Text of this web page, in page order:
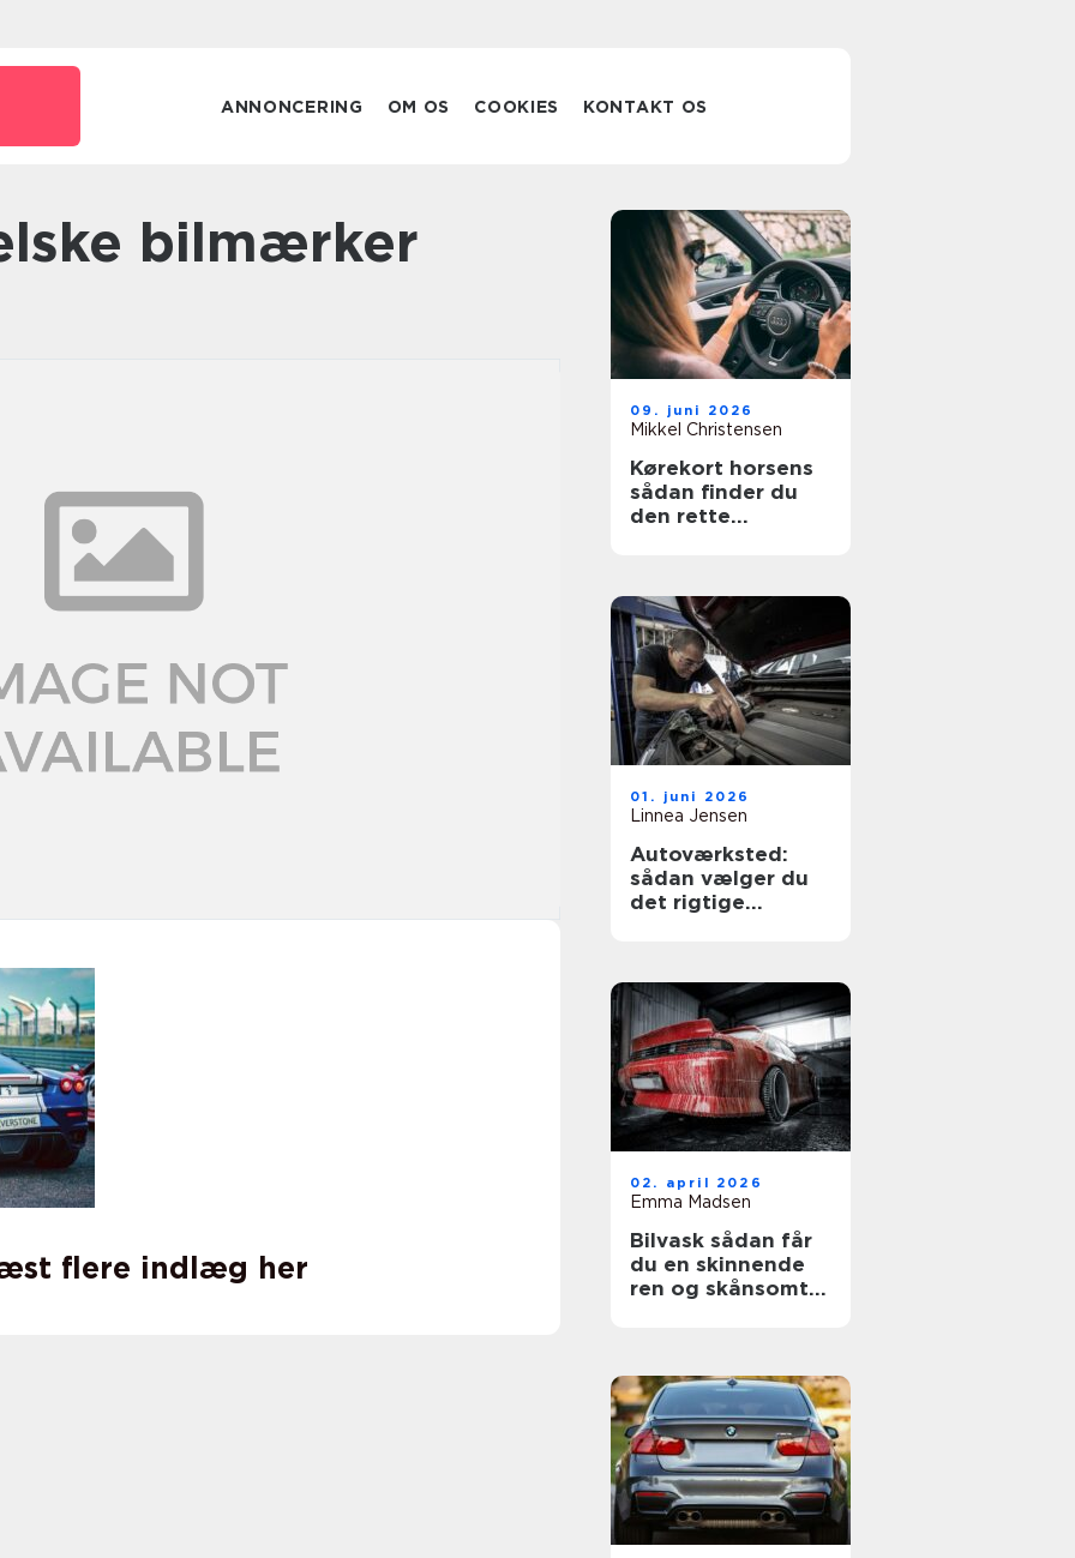
ANNONCERING OM OS COOKIES KONTAKT OS
bilmærker
flere indlæg her
09. juni 2026
Mikkel Christensen
Kørekort horsens
sådan finder du
den rette
01. juni 2026
Linnea Jensen
Autoværksted:
sådan vælger du
det rigtige
02. april 2026
Emma Madsen
Bilvask sådan får
du en skinnende
ren og skånsomt